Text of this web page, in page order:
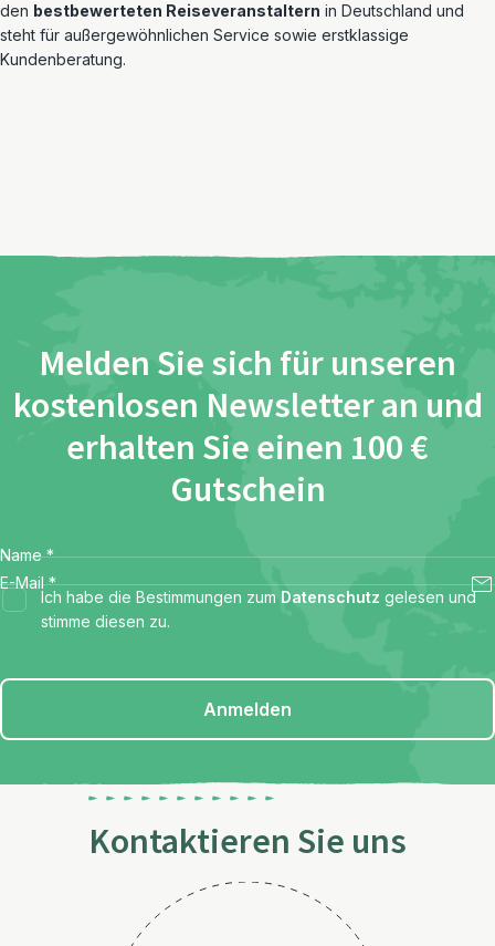
den bestbewerteten Reiseveranstaltern in Deutschland und
steht für außergewöhnlichen Service sowie erstklassige
Kundenberatung.
Melden Sie sich für unseren
kostenlosen Newsletter an und
erhalten Sie einen 100 €
Gutschein
Name *
E-Mail *
Ich habe die Bestimmungen zum Datenschutz gelesen und
stimme diesen zu.
Anmelden
Kontaktieren Sie uns